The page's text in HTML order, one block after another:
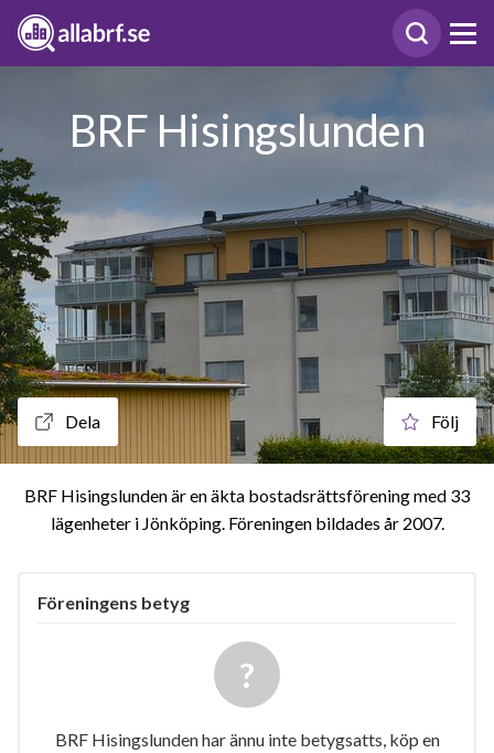
BRF Hisingslunden
Dela Följ
BRF Hisingslunden är en äkta bostadsrättsförening med 33
lägenheter i Jönköping. Föreningen bildades år 2007
Föreningens betyg
BRF Hisingslunden har ännu inte betygsatts, köp en